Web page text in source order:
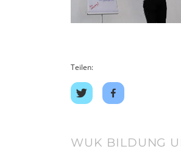
Teilen:
Auf
Twitter
Auf
Facebook
WUK BILDUNG